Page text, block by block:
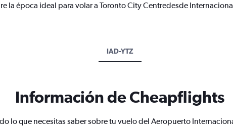
la época ideal para volar a Toronto City Centredesde
IAD-YTZ
Información de Cheapflights
lo que necesitas saber sobre tu vuelo del Aeropuerto